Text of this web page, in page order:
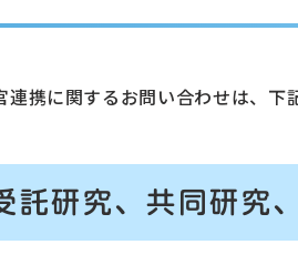
連携に関するお問い合わせは、下
託研究、共同研究